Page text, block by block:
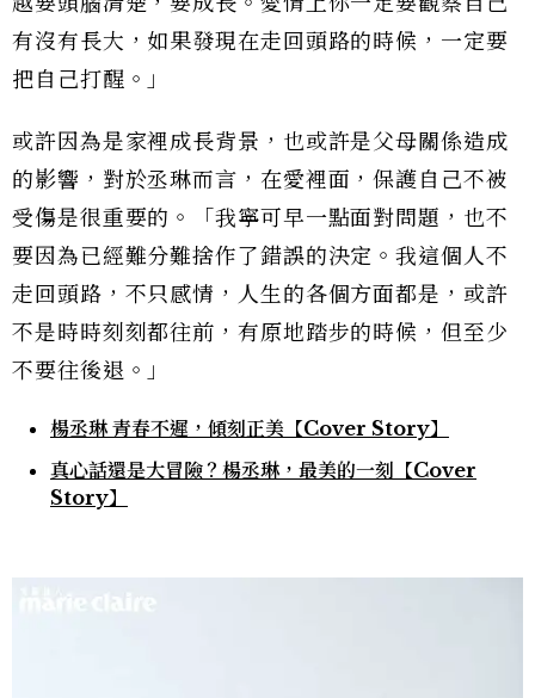
有沒有長大，如果發現在走回頭路的時候，一定要
把自己打醒。」
或許因為是家裡成長背景，也或許是父母關係造成
的影響，對於丞琳而言，在愛裡面，保護自己不被
受傷是很重要的。「我寧可早一點面對問題，也不
要因為已經難分難捨作了錯誤的決定。我這個人不
走回頭路，不只感情，人生的各個方面都是，或許
不是時時刻刻都往前，有原地踏步的時候，但至少
不要往後退。」
楊丞琳 青春不遲，傾刻正美【Cover Story】
真心話還是大冒險？楊丞琳，最美的一刻【Cover
Story】